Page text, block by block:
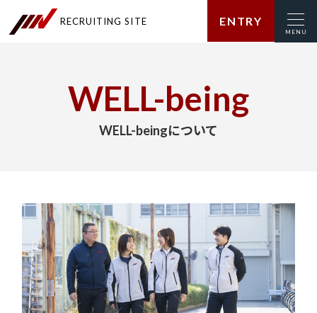
RECRUITING SITE ENTRY
WELL-being
WELL-beingについて